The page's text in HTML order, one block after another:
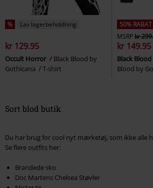
% Lav lagerbeholdning
kr 129.95
Occult Horror
Black Blood by
Gothicana
T-shirt
50% RABAT
MSRPkr
kr 149.95
Black
Blood by
Sort blod butik
Du har brug for cool nyt mærketøj, som ikke alle
Se flere outfits her:
Brandede sko
Doc Martens Chelsea Støvler